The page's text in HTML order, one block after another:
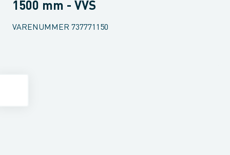
1500 mm - VVS
VARENUMMER 737771150